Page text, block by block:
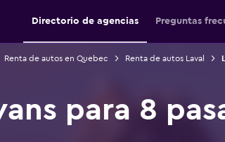
Directorio de agencias Preguntas
Renta de autos en Quebec Renta de autos Laval
para 8